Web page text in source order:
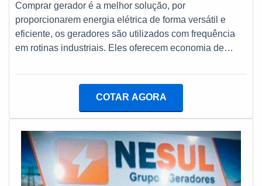
Comprar gerador é a melhor solução, por
proporcionarem energia elétrica de forma versátil e
eficiente, os geradores são utilizados com frequência
em rotinas industriais. Eles oferecem economia de
Além do mais, os equipamentos atendem a diversos
geradores são adequados para atender demandas de
variados segmentos e, por conta desse fator, é
essencial contar co
COTAR AGORA